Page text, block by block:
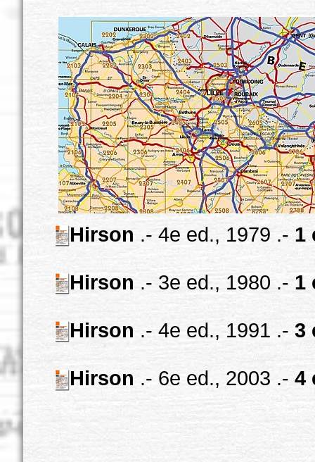
Hirson .- 4e ed., 1979 .- 1
Hirson .- 3e ed., 1980 .- 1
Hirson .- 4e ed., 1991 .- 3
Hirson .- 6e ed., 2003 .- 4